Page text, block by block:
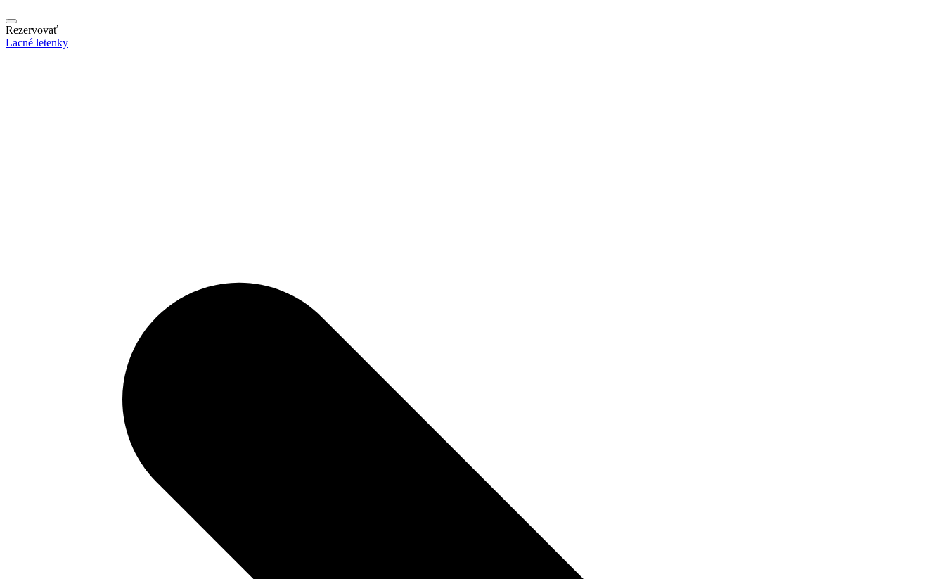
Rezervovať
Lacné letenky